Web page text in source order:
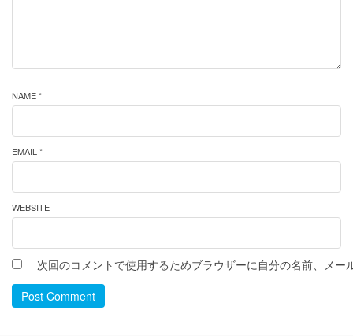
NAME *
EMAIL *
WEBSITE
次回のコメントで使用するためブラウザーに自分の名前、メー
Post Comment